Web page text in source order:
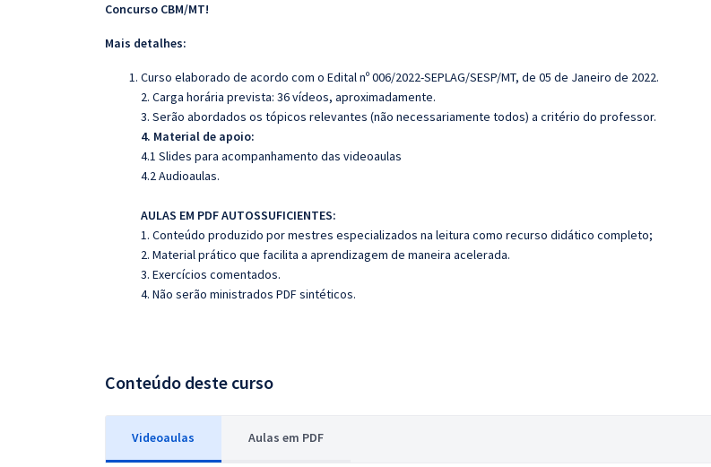
Concurso CBM/MT!
Mais detalhes:
Curso elaborado de acordo com o Edital nº 006/2022-SEPLAG/SESP/MT, de 05 de Janeiro de 2022.
2. Carga horária prevista: 36 vídeos, aproximadamente.
3. Serão abordados os tópicos relevantes (não necessariamente todos) a critério do professor.
4. Material de apoio:
4.1 Slides para acompanhamento das videoaulas
4.2 Audioaulas.
AULAS EM PDF AUTOSSUFICIENTES:
1. Conteúdo produzido por mestres especializados na leitura como recurso didático completo;
2. Material prático que facilita a aprendizagem de maneira acelerada.
3. Exercícios comentados.
4. Não serão ministrados PDF sintéticos.
Conteúdo deste curso
Videoaulas Aulas em PDF